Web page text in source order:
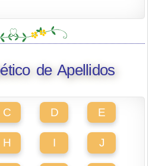
de Apellidos
C D E
H I J